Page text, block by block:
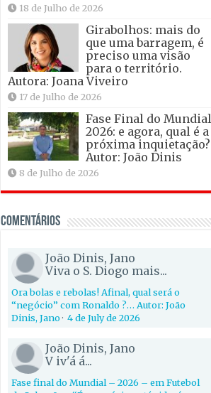
18 de Julho de 2026
Girabolhos: mais do
que uma barragem, é
preciso uma visão
para o território.
Autora: Joana Viveiro
17 de Julho de 2026
Fase Final do Mundial
2026: e agora, qual é a
próxima inquietação?
Autor: João Dinis
8 de Julho de 2026
Comentários
João Dinis, Jano
Viva o S. Diogo mais...
Ora bolas e rebolas! Afinal, qual será o
“negócio” com Ronaldo ?… Autor: João
Dinis, Jano· 4 de July de 2026
João Dinis, Jano
V iv'á á...
Fase final do Mundial – 2026 – em Futebol